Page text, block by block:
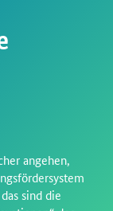
angehen,
sind die